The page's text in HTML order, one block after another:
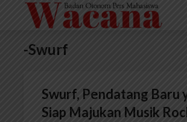
-Swurf
Swurf, Pendatang Baru
Siap Majukan Musik